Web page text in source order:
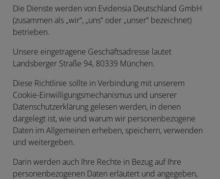
Die Dienste werden von Evidensia Deutschland GmbH
(zusammen als „wir“, „uns“ oder „unser“ bezeichnet)
betrieben.
Unsere eingetragene Geschäftsadresse lautet
Landsberger Straße 94, 80339 München.
Diese Richtlinie sollte in Verbindung mit unserem
Cookie-Einwilligungsmechanismus und unserer
Datenschutzerklärung gelesen werden, in denen
dargelegt ist, wie und warum wir personenbezogene
Daten im Allgemeinen erheben, speichern, verwenden
und weitergeben.
Darin werden auch Ihre Rechte in Bezug auf Ihre
personenbezogenen Daten erläutert und angegeben,